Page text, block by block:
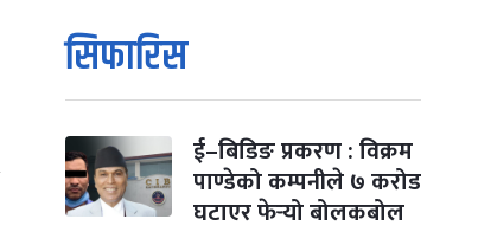
१
आइत
कार्तिक सङ्क्रान्ति
कार्तिक १, २०८३
मंगल कार्तिक ३, २०८३-Oct 20, 2026
४ विजयादशमी
कार्तिक ४, २०८३-Oct 21, 2026
२ महिना बाँकी
सिफारिस
ई–बिडिङ प्रकरण : विक्रम
पाण्डेको कम्पनीले ७ करोड
घटाएर फेर्‍यो बोलकबोल